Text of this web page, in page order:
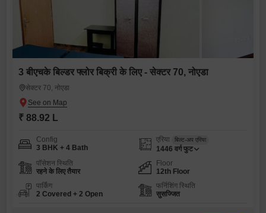
3 बीएचके बिल्डर फ्लोर बिक्री के लिए - सेक्टर 70, नोएडा
सेक्टर 70, नोएडा
₹ 88.92 L
Config
3 BHK + 4 Bath
एरिया बिल्ट-अप एरिया
1446 वर्ग फुट
पॉसेशन स्थिति
रहने के लिए तैयार
Floor
12th Floor
पार्किंग
2 Covered + 2 Open
फर्निशिंग स्थिति
सुसज्जित